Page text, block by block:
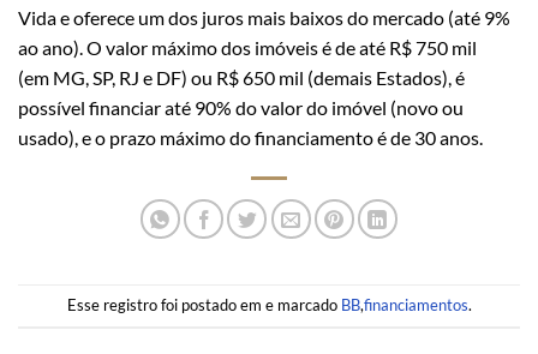
Vida e oferece um dos juros mais baixos do mercado (até 9%
ao ano). O valor máximo dos imóveis é de até R$ 750 mil
(em MG, SP, RJ e DF) ou R$ 650 mil (demais Estados), é
possível financiar até 90% do valor do imóvel (novo ou
usado), e o prazo máximo do financiamento é de 30 anos.
Esse registro foi postado em e marcado BB,financiamentos.